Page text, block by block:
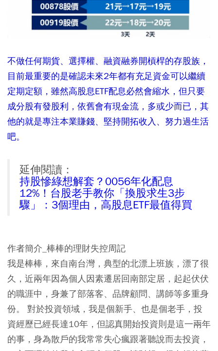
不做任何期貨、選擇權、融資融券開槓桿的存股族，
目前最重要的是確認未來2年都有充足資金可以繼續
定期定額，雖然高股息ETF配息必然會縮水，但只要
成分股有發股利，依舊會有現金流，多或少而已，其
他的就是專注本業賺錢、堅持開拓收入、努力過生活
吧。
延伸閱讀：
持股慘綠想解套？0056年化配息
12%！台股老手教你「換股求生3步
驟」：3個理由，高股息ETF最值得買
作者簡介_棒棒的理財失控周記
我是棒棒，來自南台灣，典型的北漂上班族，漂了很
久，近兩年因為個人因素遷居回南部定居，起起伏伏
的職涯中，身兼了部落客、品牌顧問、講師等多重身
份。 對於投資領域，我是個新手、也是個老手，投
資經歷已經長達10年，但認真開始投資則是這一兩年
的事，身為散戶的我常常失心瘋跟著聽說而去投資，